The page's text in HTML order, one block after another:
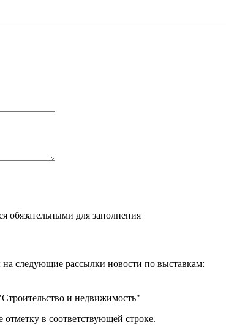
обязательными для заполнения
следующие рассылки новости по выставкам:
и недвижимость"
в соответствующей строке.